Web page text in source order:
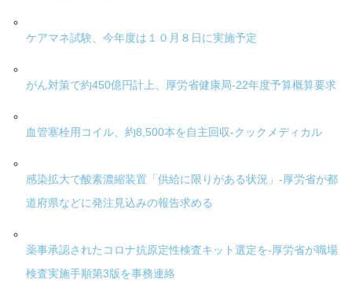
ケアマネ試験、今年度は１０月８日に実施予定
がん対策で約450億円計上、厚労省健康局-22年度予算概算要求
血管塞栓用コイル、約8,500本を自主回収-クックメディカル
感染拡大で酸素濃縮装置「供給に限りがある状況」-厚労省が都
道府県などに発注見込みの報告求める
薬事承認されたコロナ抗原定性検査キット選定を-厚労省が職場
検査実施手順第3版を事務連絡